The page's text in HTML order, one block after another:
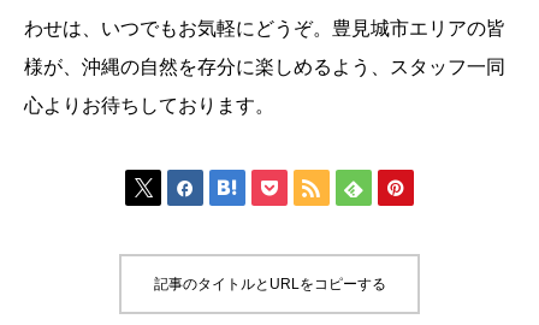
わせは、いつでもお気軽にどうぞ。豊見城市エリアの皆
様が、沖縄の自然を存分に楽しめるよう、スタッフ一同
心よりお待ちしております。
      
記事のタイトルとURLをコピーする